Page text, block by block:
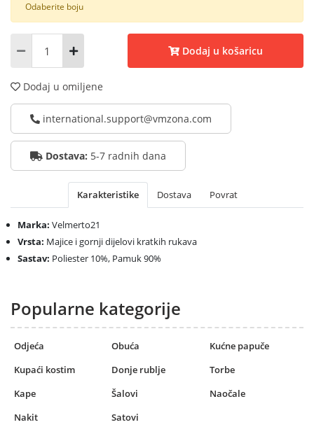
Odaberite boju
Dodaj u košaricu
Dodaj u omiljene
international.support@vmzona.com
Dostava: 5-7 radnih dana
Karakteristike Dostava Povrat
Marka: Velmerto21
Vrsta: Majice i gornji dijelovi kratkih rukava
Sastav: Poliester 10%, Pamuk 90%
Popularne kategorije
Odjeća Obuća
Kućne papuče
Kupaći kostim
Donje rublje
Torbe
Kape
Šalovi
Naočale
Nakit
Satovi